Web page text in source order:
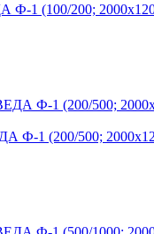
Ф-1 (100/200;
Ф-1 (200/500;